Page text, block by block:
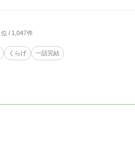
位 / 1,047件
くらげ 一話完結